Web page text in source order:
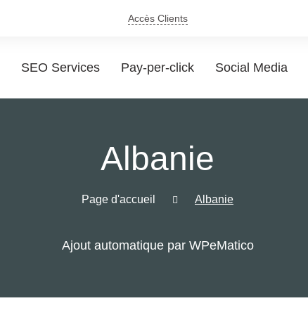
Accès Clients
SEO Services Pay-per-click Social Media
Albanie
Page d'accueil Albanie
Ajout automatique par WPeMatico